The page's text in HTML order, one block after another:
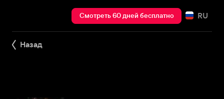
Смотреть 60 дней бесплатно RU
Назад